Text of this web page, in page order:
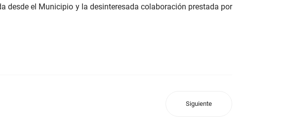
desde el Municipio y la desinteresada colaboración prestada por
Siguiente